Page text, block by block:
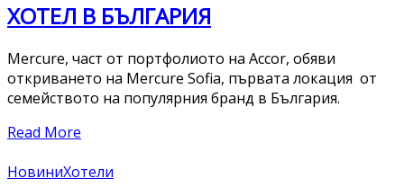
ХОТЕЛ В БЪЛГАРИЯ
Mercure, част от портфолиото на Accor, обяви
откриването на Mercure Sofia, първата локация от
семейството на популярния бранд в България.
Read More
НовиниХотели